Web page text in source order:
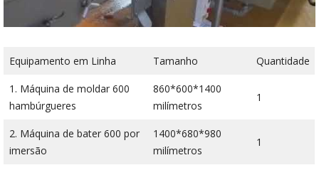
Equipamento em Linha Tamanho Quantidade
1. Máquina de moldar 600
hambúrgueres
860*600*1400
milímetros
1
2. Máquina de bater 600 por
imersão
1400*680*980
milímetros
1